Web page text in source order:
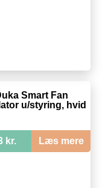
Smart Fan
u/styring, hvid
kr. Læs mere